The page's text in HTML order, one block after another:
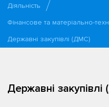
Діяльність
Фінансове та матеріально-
Державні закупівлі (ДМС)
Державні